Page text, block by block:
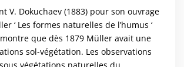
V. Dokuchaev (1883) pour son ouvrage
‘ Les formes naturelles de l’humus ‘
que dès 1879 Müller avait une
sol-végétation. Les observations